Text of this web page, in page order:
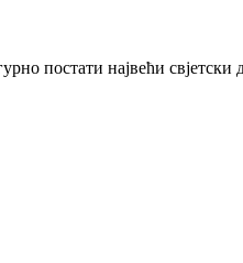
постати највећи